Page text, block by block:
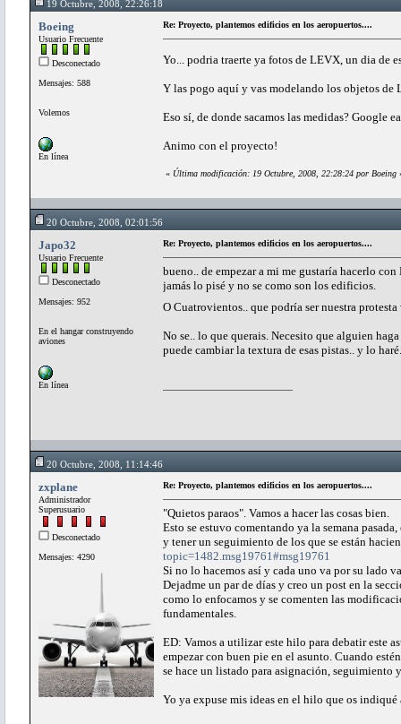
19 Octubre, 2008, 22:26:18
Boeing
Usuario Frecuente
Desconectado
Mensajes: 588
Volemos
En línea
Re: Proyecto, plantemos edificios en los aeropuertos....
Yo... podria traerte ya fotos de LEVX, un dia de
Y las pogo aquí y vas modelando los objetos
Eso sí, de donde sacamos las medidas? Google
Animo con el proyecto!
« Última modificación: 19 Octubre, 2008, 22:28:24 por Boeing
20 Octubre, 2008, 02:01:56
Japo32
Usuario Frecuente
Desconectado
Mensajes: 952
En el hangar construyendo
aviones
En línea
Re: Proyecto, plantemos edificios en los aeropuertos....
bueno.. de empezar a mi me gustaría hacerlo
jamás lo pisé y no se como son los edificios.
O Cuatrovientos.. que podría ser nuestra
No se.. lo que querais. Necesito que alguien
puede cambiar la textura de esas pistas.. y lo
20 Octubre, 2008, 11:14:46
zxplane
Administrador
Superusuario
Desconectado
Mensajes: 4290
Re: Proyecto, plantemos edificios en los aeropuertos....
"Quietos paraos". Vamos a hacer las cosas bien.
Esto se estuvo comentando ya la semana
y tener un seguimiento de los que se están
topic=1482.msg19761#msg19761
Si no lo hacemos así y cada uno va por su lado
Dejadme un par de días y creo un post en la
como lo enfocamos y se comenten las
fundamentales.
ED: Vamos a utilizar este hilo para debatir este
empezar con buen pie en el asunto. Cuando
se hace un listado para asignación, seguimiento
Yo ya expuse mis ideas en el hilo que os